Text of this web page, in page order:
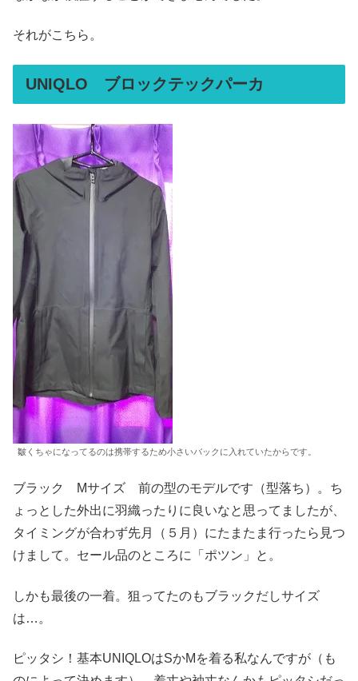
それがこちら。
UNIQLO ブロックテックパーカ
皺くちゃになってるのは携帯するため小さいバックに入れていたからです。
ブラック Mサイズ 前の型のモデルです（型落ち）。ち
ょっとした外出に羽織ったりに良いなと思ってましたが、
タイミングが合わず先月（５月）にたまたま行ったら見つ
けまして。セール品のところに「ポツン」と。
しかも最後の一着。狙ってたのもブラックだしサイズ
は…。
ピッタシ！基本UNIQLOはSかMを着る私なんですが（も